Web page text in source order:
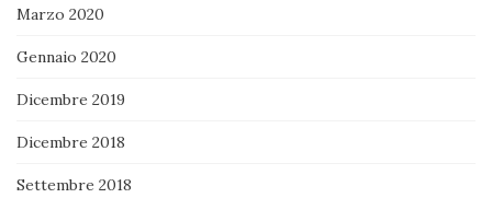
Marzo 2020
Gennaio 2020
Dicembre 2019
Dicembre 2018
Settembre 2018